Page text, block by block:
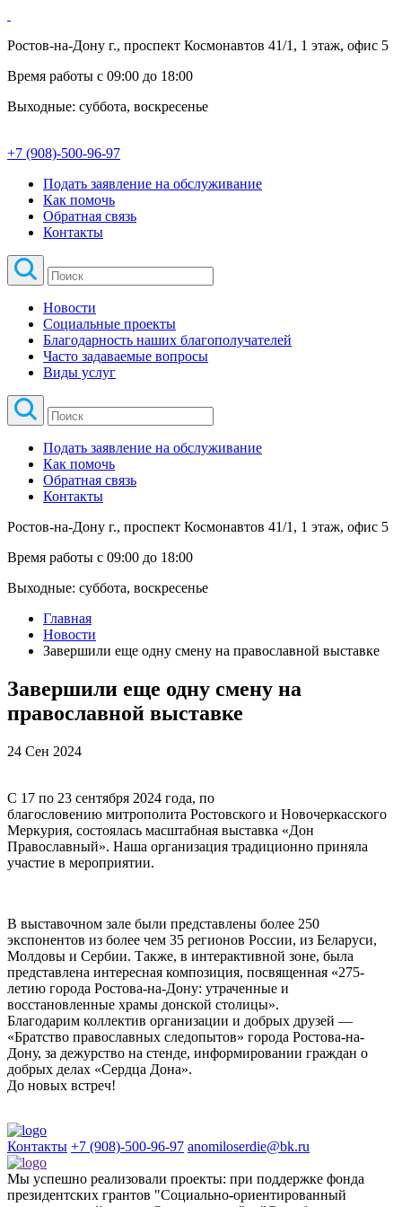
Ростов-на-Дону г., проспект Космонавтов 41/1, 1 этаж, офис 5
Время работы с 09:00 до 18:00
Выходные: суббота, воскресенье
+7 (908)-500-96-97
Подать заявление на обслуживание
Как помочь
Обратная связь
Контакты
Новости
Социальные проекты
Благодарность наших благополучателей
Часто задаваемые вопросы
Виды услуг
Подать заявление на обслуживание
Как помочь
Обратная связь
Контакты
Ростов-на-Дону г., проспект Космонавтов 41/1, 1 этаж, офис 5
Время работы с 09:00 до 18:00
Выходные: суббота, воскресенье
Главная
Новости
Завершили еще одну смену на православной выставке
Завершили еще одну смену на
православной выставке
24 Сен 2024
С 17 по 23 сентября 2024 года, по
благословению митрополита Ростовского и Новочеркасского
Меркурия, состоялась масштабная выставка «Дон
Православный». Наша организация традиционно приняла
участие в мероприятии.
В выставочном зале были представлены более 250
экспонентов из более чем 35 регионов России, из Беларуси,
Молдовы и Сербии. Также, в интерактивной зоне, была
представлена интересная композиция, посвященная «275-
летию города Ростова-на-Дону: утраченные и
восстановленные храмы донской столицы».
Благодарим коллектив организации и добрых друзей —
«Братство православных следопытов» города Ростова-на-
Дону, за дежурство на стенде, информировании граждан о
добрых делах «Сердца Дона».
До новых встреч!
Контакты +7 (908)-500-96-97 anomiloserdie@bk.ru
Мы успешно реализовали проекты: при поддержке фонда
президентских грантов "Социально-ориентированный